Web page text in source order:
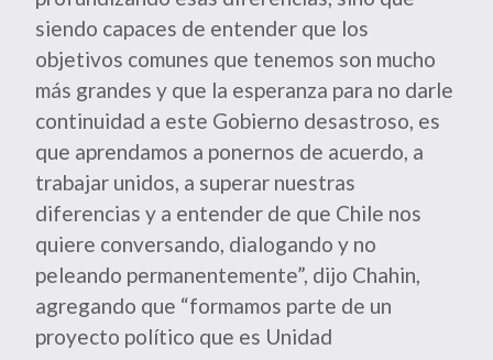
siendo capaces de entender que los
objetivos comunes que tenemos son mucho
más grandes y que la esperanza para no darle
continuidad a este Gobierno desastroso, es
que aprendamos a ponernos de acuerdo, a
trabajar unidos, a superar nuestras
diferencias y a entender de que Chile nos
quiere conversando, dialogando y no
peleando permanentemente”, dijo Chahin,
agregando que “formamos parte de un
proyecto político que es Unidad